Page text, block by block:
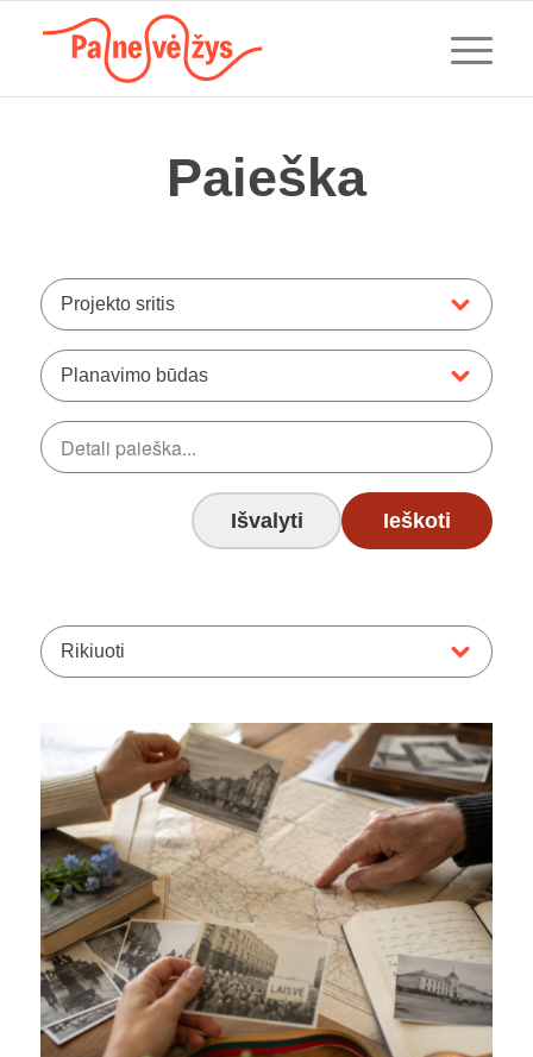
Paieška
Projekto sritis
Planavimo būdas
Išvalyti Ieškoti
Rikiuoti